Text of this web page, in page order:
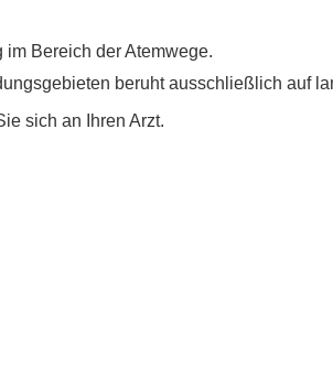
Bereich der Atemwege.
beruht ausschließlich auf
sich an Ihren Arzt.